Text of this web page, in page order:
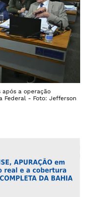
após a operação
Federal - Foto: Jefferson